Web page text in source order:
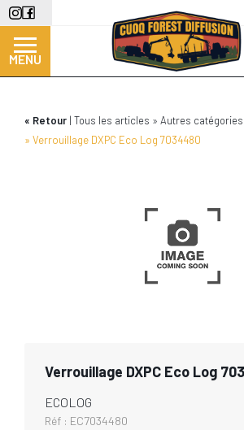
Aller
au
contenu
principal
MENU
Retour Tous les articles Autres catégories
Verrouillage DXPC Eco Log 7034480
Verrouillage DXPC Eco Log
ECOLOG
Réf : EC7034480